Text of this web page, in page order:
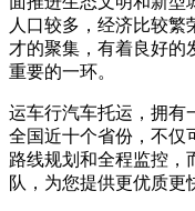
人口较多，经济比较繁
才的聚集，有着良好的
重要的一环。
运车行汽车托运，拥有
全国近十个省份，不仅
路线规划和全程监控，
队，为您提供更优质更